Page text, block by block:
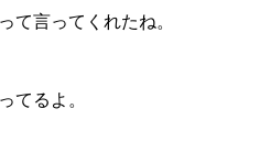
て言ってくれたね。
てるよ。